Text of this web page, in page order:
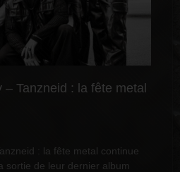
– Tanzneid : la fête metal
: la fête metal continue
sortie de leur dernier album